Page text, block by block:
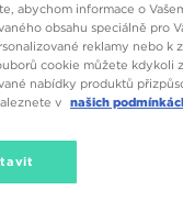
abychom informace o
obsahu speciálně pro
reklamy nebo k
cookie můžete kdykoli
nabídky produktů
v našich